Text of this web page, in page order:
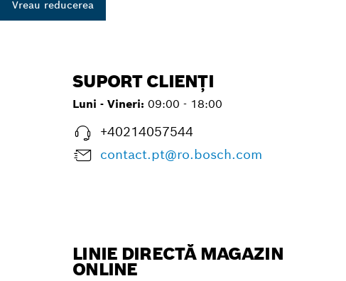
Vreau reducerea
SUPORT CLIENȚI
Luni - Vineri: 09:00 - 18:00
+40214057544
contact.pt@ro.bosch.com
LINIE DIRECTĂ MAGAZIN
ONLINE